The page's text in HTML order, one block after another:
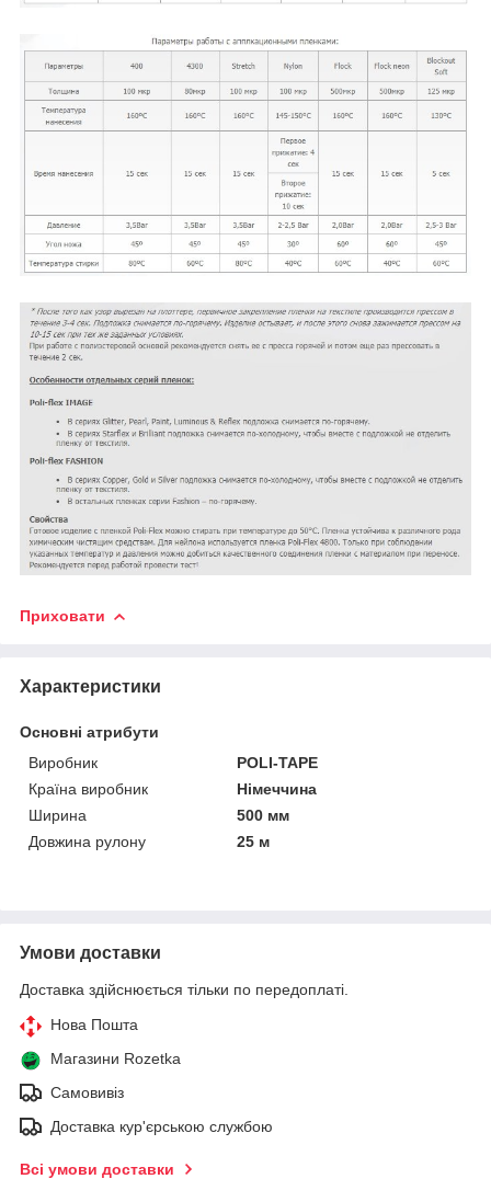
Приховати
Характеристики
Основні атрибути
Виробник
POLI-TAPE
Країна виробник
Німеччина
Ширина
500 мм
Довжина рулону
25 м
Умови доставки
Доставка здійснюється тільки по передоплаті.
Нова Пошта
Магазини Rozetka
Самовивіз
Доставка кур'єрською службою
Всі умови доставки